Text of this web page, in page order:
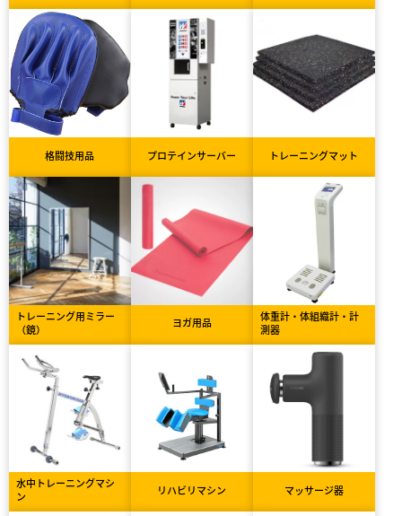
格闘技用品 プロテインサーバー トレーニングマット
トレーニング用ミラー
（鏡）
ヨガ用品
体重計・体組織計・計
測器
水中トレーニングマシ
ン
リハビリマシン マッサージ器